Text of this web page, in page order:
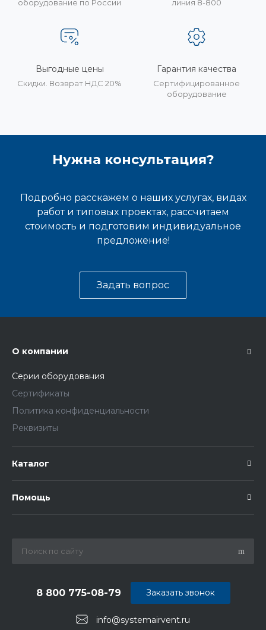
оборудование по России
линия 8-800
Выгодные цены
Скидки. Возврат НДС 20%
Гарантия качества
Сертифицированное
оборудование
Нужна консультация?
Подробно расскажем о наших услугах, видах
работ и типовых проектах, рассчитаем
стоимость и подготовим индивидуальное
предложение!
Задать вопрос
О компании
Серии оборудования
Сертификаты
Политика конфиденциальности
Реквизиты
Каталог
Помощь
info@systemairvent.ru
8 800 775-08-79 Заказать звонок